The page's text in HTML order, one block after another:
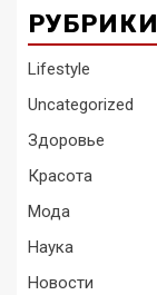
РУБРИКИ
Lifestyle
Uncategorized
Здоровье
Красота
Мода
Наука
Новости